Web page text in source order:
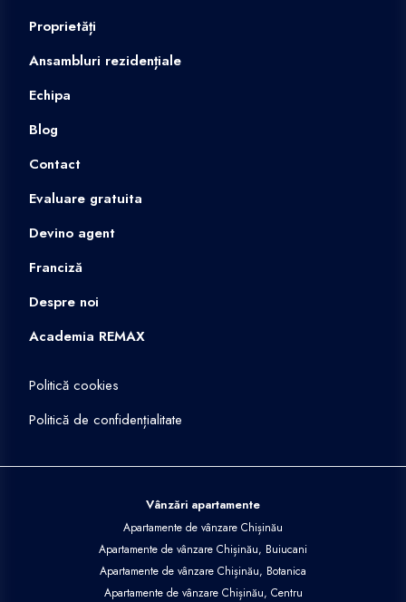
Proprietăți
Ansambluri rezidențiale
Echipa
Blog
Contact
Evaluare gratuita
Devino agent
Franciză
Despre noi
Academia REMAX
Politică cookies
Politică de confidențialitate
Vânzări apartamente
Apartamente de vânzare Chișinău
Apartamente de vânzare Chișinău, Buiucani
Apartamente de vânzare Chișinău, Botanica
Apartamente de vânzare Chișinău, Centru